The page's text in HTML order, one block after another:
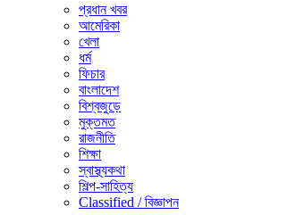
প্রধান খবর
আমেরিকা
খেলা
ধর্ম
ফিচার
বাংলাদেশ
বিশ্বজুড়ে
মুক্তমত
রাজনীতি
শিক্ষা
স্বাস্থ্যকথা
শিল্প-সাহিত্য
Classified / বিজ্ঞাপন